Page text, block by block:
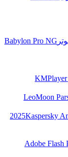
Babylon Pro NG
KMPlayer
LeoMoon
Kaspersky
Adobe Flash